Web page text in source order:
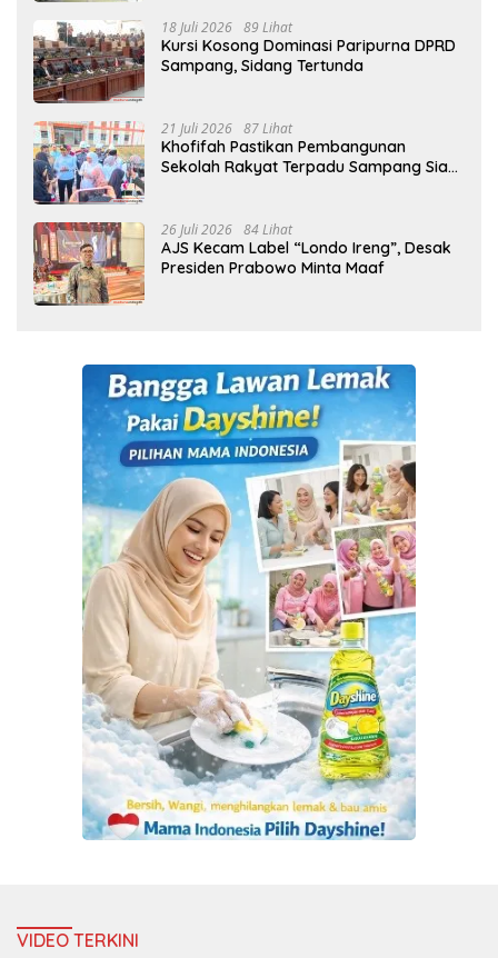
18 Juli 2026 89 Lihat
Kursi Kosong Dominasi Paripurna DPRD
Sampang, Sidang Tertunda
21 Juli 2026 87 Lihat
Khofifah Pastikan Pembangunan
Sekolah Rakyat Terpadu Sampang Siap
26 Juli 2026 84 Lihat
AJS Kecam Label “Londo Ireng”, Desak
Presiden Prabowo Minta Maaf
VIDEO TERKINI